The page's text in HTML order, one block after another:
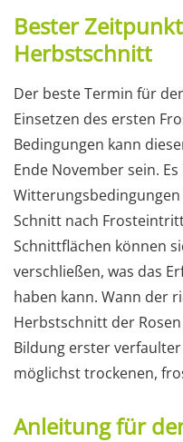
Bester
Herbstschnitt
Der beste Termin für
Einsetzen des ersten
Bedingungen kann
Ende November sein.
Schnitt nach
Schnittflächen können
verschließen, was das
haben kann. Wann der
Herbstschnitt der
Bildung erster
möglichst trockenen,
Anleitung für